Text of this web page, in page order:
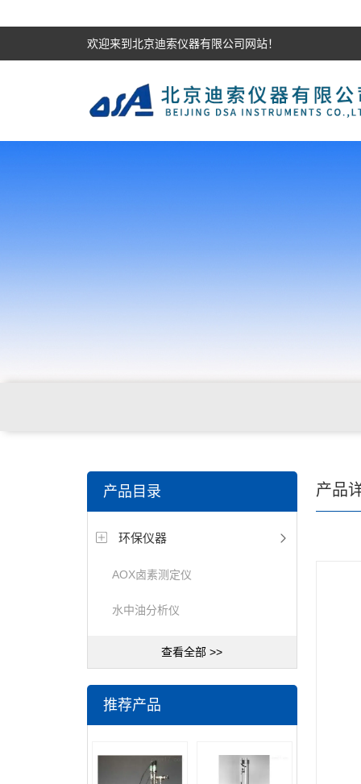
欢迎来到北京迪索仪器有限公司网站！
产品目录
环保仪器
AOX卤素测定仪
水中油分析仪
查看全部 >>
推荐产品
产品